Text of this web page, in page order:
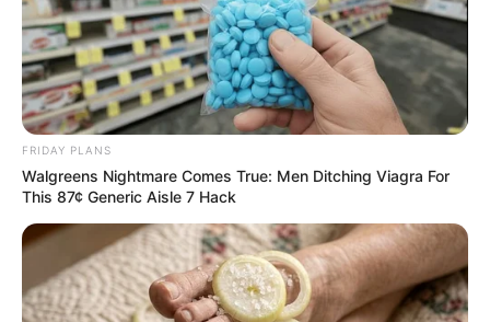
lernen.
weitere Kalauer
Quermania folgen: Impressum & Kontakt
Smartphone Startseite
Suchen:
FRIDAY PLANS
Walgreens Nightmare Comes True: Men Ditching Viagra For
This 87¢ Generic Aisle 7 Hack